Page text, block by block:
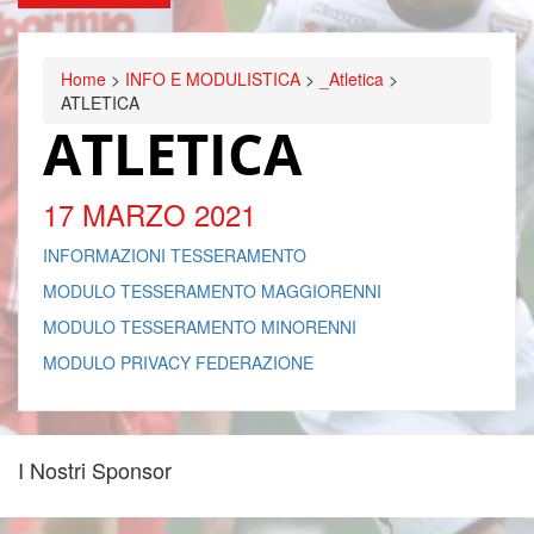
Home > INFO E MODULISTICA > _Atletica >
ATLETICA
ATLETICA
17 MARZO 2021
INFORMAZIONI TESSERAMENTO
MODULO TESSERAMENTO MAGGIORENNI
MODULO TESSERAMENTO MINORENNI
MODULO PRIVACY FEDERAZIONE
I Nostri Sponsor